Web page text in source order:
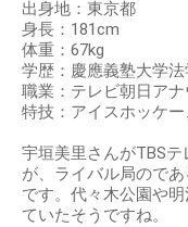
出身地：東京都
身長：181cm
体重：67kg
学歴：慶應義塾大学法
職業：テレビ朝日ア
特技：アイスホッケ
宇垣美里さんがTBS
が、ライバル局ので
です。代々木公園や
ていたそうですね。